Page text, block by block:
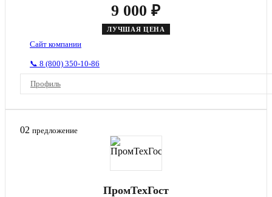
условий, получе...
9 000 ₽
ЛУЧШАЯ ЦЕНА
Сайт компании
📞 8 (800) 350-10-86
Профиль
02 предложение
ПромТехГост